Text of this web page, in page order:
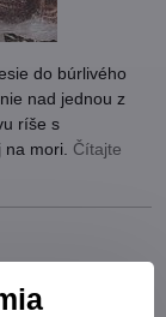
do búrlivého
nad jednou z
ríše s
mori. Čítajte